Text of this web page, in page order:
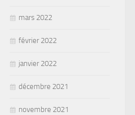
mars 2022
février 2022
janvier 2022
décembre 2021
novembre 2021